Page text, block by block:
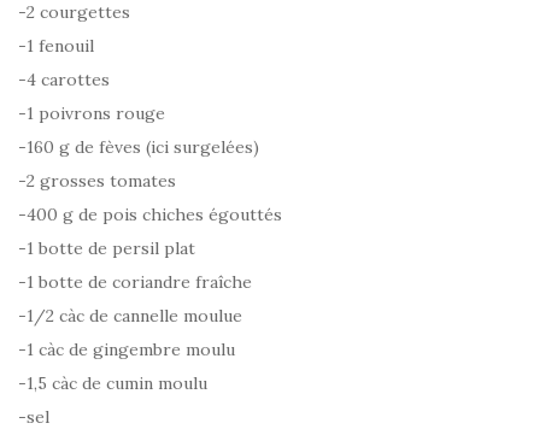
-2 courgettes
-1 fenouil
-4 carottes
-1 poivrons rouge
-160 g de fèves (ici surgelées)
-2 grosses tomates
-400 g de pois chiches égouttés
-1 botte de persil plat
-1 botte de coriandre fraîche
-1/2 càc de cannelle moulue
-1 càc de gingembre moulu
-1,5 càc de cumin moulu
-sel